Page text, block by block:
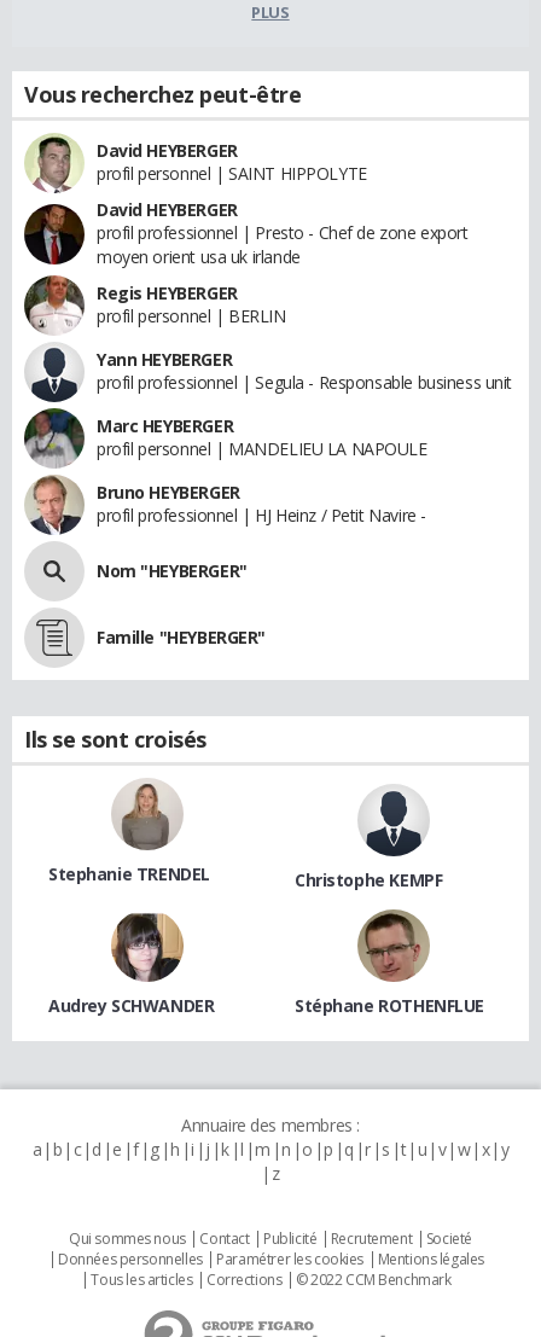
PLUS
Vous recherchez peut-être
David HEYBERGER
profil personnel | SAINT HIPPOLYTE
David HEYBERGER
profil professionnel | Presto - Chef de zone export
moyen orient usa uk irlande
Regis HEYBERGER
profil personnel | BERLIN
Yann HEYBERGER
profil professionnel | Segula - Responsable business unit
Marc HEYBERGER
profil personnel | MANDELIEU LA NAPOULE
Bruno HEYBERGER
profil professionnel | HJ Heinz / Petit Navire -
Nom "HEYBERGER"
Famille "HEYBERGER"
Ils se sont croisés
Stephanie TRENDEL Christophe KEMPF
Audrey SCHWANDER Stéphane ROTHENFLUE
Annuaire des membres :
a b c d e f g h i j k l m n o p q r s t u v w x y
z
Qui sommes nous Contact Publicité Recrutement
Societé
Données personnelles
Paramétrer les cookies
Mentions légales
Tous les articles
Corrections © 2022 CCM Benchmark